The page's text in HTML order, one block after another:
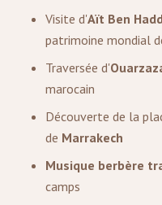
Visite d'Aït Ben
patrimoine mondial
Traversée d'
marocain
Découverte de la
de Marrakech
Musique berbère
camps